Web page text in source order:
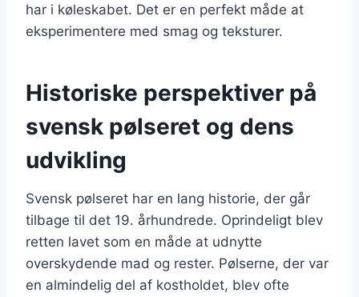
har i køleskabet. Det er en perfekt måde at
eksperimentere med smag og teksturer.
Historiske perspektiver på
svensk pølseret og dens
udvikling
Svensk pølseret har en lang historie, der går
tilbage til det 19. århundrede. Oprindeligt blev
retten lavet som en måde at udnytte
overskydende mad og rester. Pølserne, der var
en almindelig del af kostholdet, blev ofte